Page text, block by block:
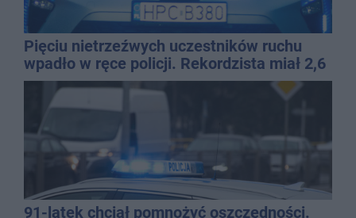
Pięciu nietrzeźwych uczestników ruchu
wpadło w ręce policji. Rekordzista miał 2,6
promila
91-latek chciał pomnożyć oszczędności.